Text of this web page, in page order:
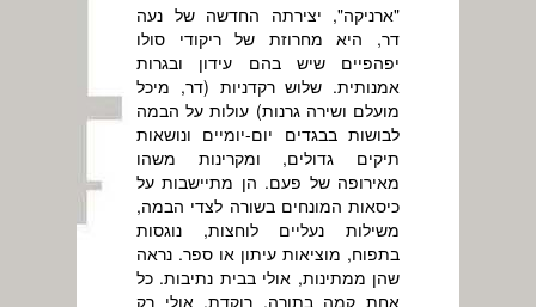
"ארניקה", יצירתה החדשה של נעה
דר, היא מחרוזת של ריקודי סולו
יפהפיים שיש בהם עידון ובגרות
אמנותית. שלוש רקדניות (דר, מיכל
מועלם ושירה גרנות) עולות על הבמה
לבושות בבגדים יום-יומיים ונושאות
תיקים גדולים, ומקרינות משהו
מאירופה של פעם. הן מתיישבות על
כיסאות המונחים בשורה לצדי הבמה,
משילות נעליים לוחצות, נוגסות
בתפוח, מוציאות עיתון או ספר. נראה
שהן ממתינות, אולי בבית נתיבות. כל
אחת קמה בתורה, רוקדת, אולי רק